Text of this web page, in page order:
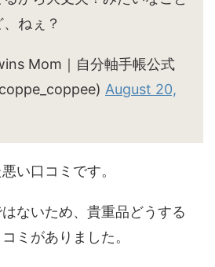
ねぇ？
Mom｜自分軸手帳公式
August 20,
い口コミです。
ないため、貴重品どうする
ミがありました。